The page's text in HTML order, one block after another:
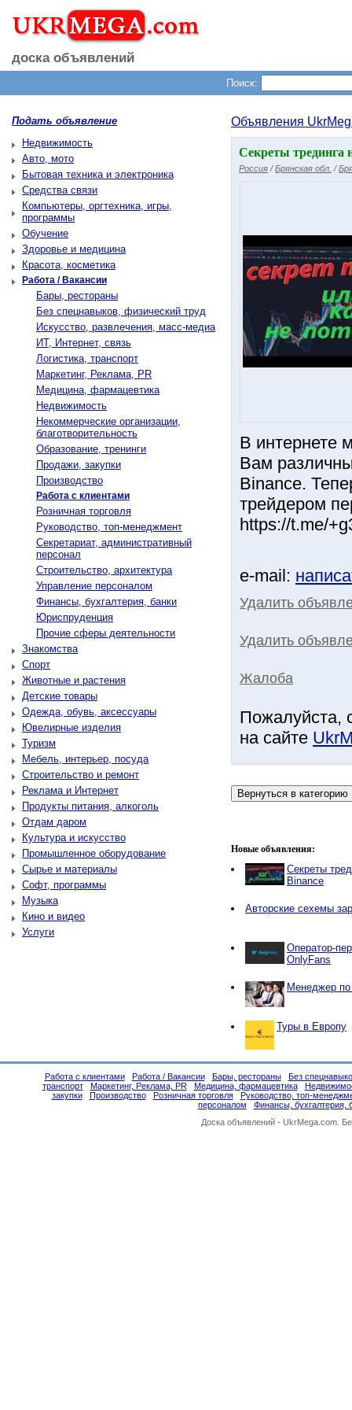
доска объявлений
Поиск:
Подать объявление
Недвижимость
Авто, мото
Бытовая техника и электроника
Средства связи
Компьютеры, оргтехника, игры,
программы
Обучение
Здоровье и медицина
Красота, косметика
Работа / Вакансии
Бары, рестораны
Без спецнавыков, физический труд
Искусство, развлечения, масс-медиа
ИТ, Интернет, связь
Логистика, транспорт
Маркетинг, Реклама, PR
Медицина, фармацевтика
Недвижимость
Некоммерческие организации,
благотворительность
Образование, тренинги
Продажи, закупки
Производство
Работа с клиентами
Розничная торговля
Руководство, топ-менеджмент
Секретариат, административный
персонал
Строительство, архитектура
Управление персоналом
Финансы, бухгалтерия, банки
Юриспруденция
Прочие сферы деятельности
Знакомства
Спорт
Животные и растения
Детские товары
Одежда, обувь, аксессуары
Ювелирные изделия
Туризм
Мебель, интерьер, посуда
Строительство и ремонт
Реклама и Интернет
Продукты питания, алкоголь
Отдам даром
Культура и искусство
Промышленное оборудование
Сырье и материалы
Софт, программы
Музыка
Кино и видео
Услуги
Объявления
Секреты трединга
Россия /Брянская обл. /
В интернете
Вам
Binance.
трейдером
https://t.me/
e-mail:
Удалить
Удалить
Жалоба
Пожалуйста,
на сайте
Новые объявления:
Секреты
Binance
Авторские сехемы
Оператор-
OnlyFans
Менеджер по
Туры в Европу
Работа с клиентами Работа / Вакансии Бары, рестораны
Без
транспорт
Маркетинг, Реклама, PR Медицина, фармацевтика
закупки
Производство Розничная торговля
Руководство, топ-
персоналом
Финансы, бухгалтерия,
Доска объявлений - UkrMega.com.